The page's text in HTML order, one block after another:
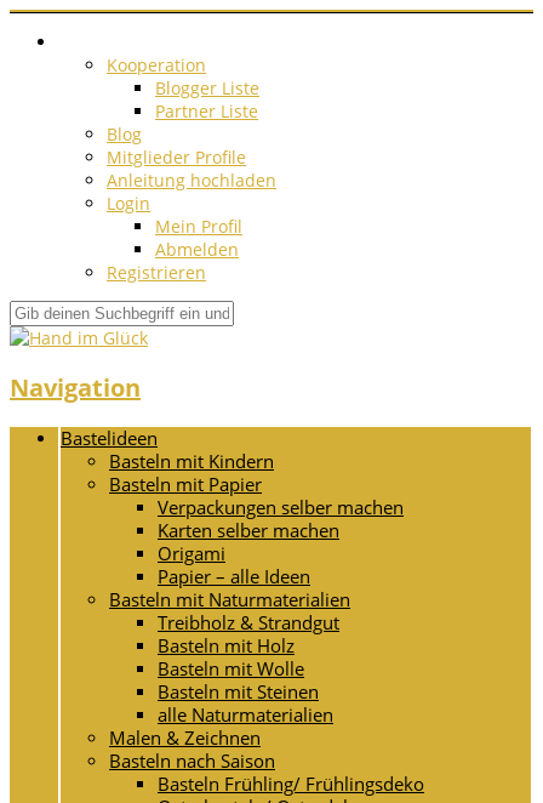
Kooperation
Blogger Liste
Partner Liste
Blog
Mitglieder Profile
Anleitung hochladen
Login
Mein Profil
Abmelden
Registrieren
Navigation
Bastelideen
Basteln mit Kindern
Basteln mit Papier
Verpackungen selber machen
Karten selber machen
Origami
Papier – alle Ideen
Basteln mit Naturmaterialien
Treibholz & Strandgut
Basteln mit Holz
Basteln mit Wolle
Basteln mit Steinen
alle Naturmaterialien
Malen & Zeichnen
Basteln nach Saison
Basteln Frühling/ Frühlingsdeko